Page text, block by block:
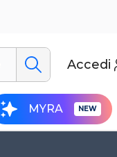
Accedi
MYRA